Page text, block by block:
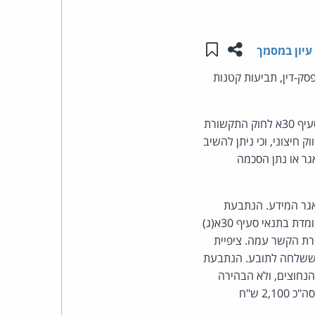
שתפו עמוד זה
שמור ב"תכנים שלי"
עיון במסמך
דין, תביעות קטנות
התובע טען כי הנתבעת שלחה לו 3 מסרונים פרסומיים, ללא הסכמתו, בניגוד להוראות סעיף 30א לחוק התקשורת
שיווק חיצוני, וכי ניתן להשיב
או נתן הסכמה
המידע. הנתבעת
אינה מתיימרת לטעון כי הסכמה מפורשת התקבלה כנדרש בסעיף 30א(ב) לחוק. הנתבעת אף לא עומדת בתנאי סעיף 30א(ג)
הקשר עמה. ציפיית
ששלחה לתובע. הנתבעת
ולא הבהירה
כיצד יש לבקשה הסרה. היא עשתה כן 3 פעמים. הנתבעת תפצה את התובע ב-700 ש"ח להודעה וסה"כ 2,100 ש"ח